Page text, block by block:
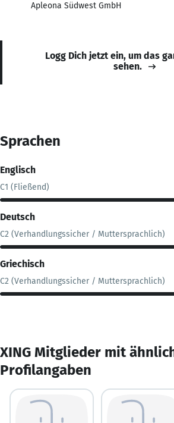
Apleona Südwest GmbH
Logg Dich jetzt ein, um das
sehen.
Sprachen
Englisch
C1 (Fließend)
Deutsch
C2 (Verhandlungssicher / Muttersprachlich)
Griechisch
C2 (Verhandlungssicher / Muttersprachlich)
XING Mitglieder mit
Profilangaben